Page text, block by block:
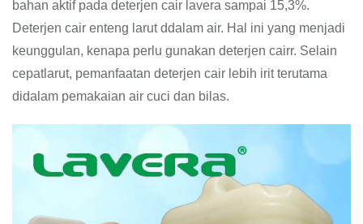
bahan aktif pada deterjen cair lavera sampai 15,3%.
Deterjen cair enteng larut ddalam air. Hal ini yang menjadi
keunggulan, kenapa perlu gunakan deterjen cairr. Selain
cepatlarut, pemanfaatan deterjen cair lebih irit terutama
didalam pemakaian air cuci dan bilas.